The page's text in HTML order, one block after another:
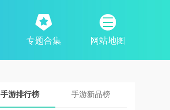
网站地图
专题合集
手游排行榜 手游新品榜